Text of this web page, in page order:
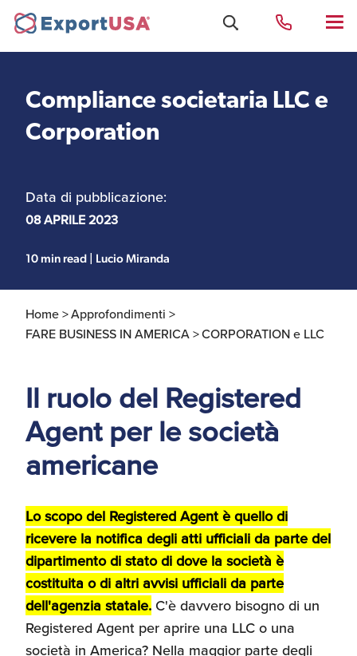
Uffici e Team Exportusa
di Rimini
Uffici e Team
ExportUSA a New York
ExportUSA a Bruxelles
I Partner di ExportUSA
New York, Corp.
Manuale pratico sul
commercio con gli USA
ExportUSA ottiene la
licenza per richiedere
gli ITIN
Costituzione società e
Servizi Expat Italiani
negli USA
FDA
Ricerca Distributori di
Macchinari Industriali
Compliance societaria LLC e
Corporation
Data di pubblicazione:
08 APRILE 2023
10 min read | Lucio Miranda
Home >Approfondimenti >
FARE BUSINESS IN AMERICA >CORPORATION e LLC
Il ruolo del Registered
Agent per le società
americane
Lo scopo del Registered Agent è quello di
ricevere la notifica degli atti ufficiali da parte del
dipartimento di stato di dove la società è
costituita o di altri avvisi ufficiali da parte
dell'agenzia statale. C'è davvero bisogno di un
Registered Agent per aprire una LLC o una
società in America? Nella maggior parte degli